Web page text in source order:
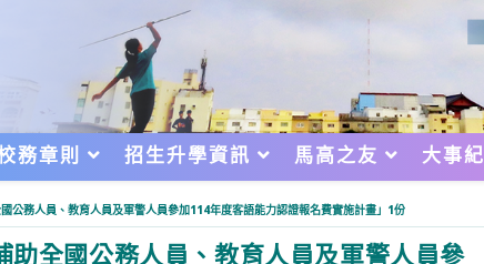
務章則 招生升學資訊 馬高之友 大事紀
公務人員、教育人員及軍警人員參加114年度客語能力認證報名費實施計畫」1份
助全國公務人員、教育人員及軍警人員參